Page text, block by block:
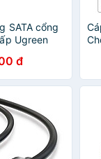
SATA cổng
Ugreen
đ